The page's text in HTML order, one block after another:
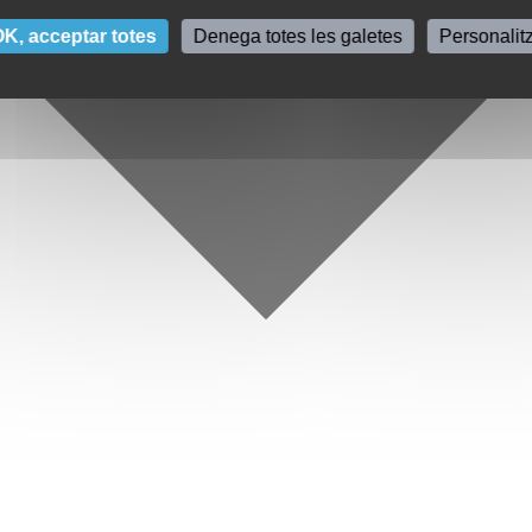
acceptar totes Denega totes les galetes